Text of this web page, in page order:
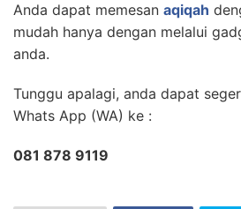
Anda dapat memesan aqiqah
mudah hanya dengan melalui
anda.
Tunggu apalagi, anda dapat
Whats App (WA) ke :
081 878 9119